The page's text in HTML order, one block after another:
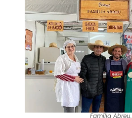
Família Abreu.